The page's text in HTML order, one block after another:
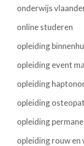
onderwijs
online studeren
opleiding
opleiding event
opleiding
opleiding
opleiding
opleiding rouw en